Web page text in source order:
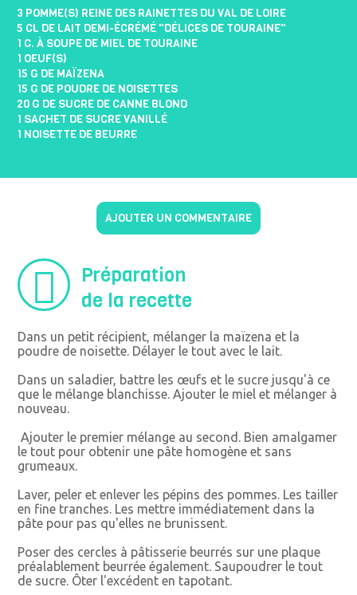
3 POMME(S) REINE DES RAINETTES DU VAL DE LOIRE
5 CL DE LAIT DEMI-ÉCRÉMÉ "DÉLICES DE TOURAINE"
1 C. À SOUPE DE MIEL DE TOURAINE
1 OEUF(S)
15 G DE MAÏZENA
15 G DE POUDRE DE NOISETTES
20 G DE SUCRE DE CANNE BLOND
1 SACHET DE SUCRE VANILLÉ
1 NOISETTE DE BEURRE
AJOUTER UN COMMENTAIRE
Préparation
de la recette
Dans un petit récipient, mélanger la maïzena et la
poudre de noisette. Délayer le tout avec le lait.
Dans un saladier, battre les œufs et le sucre jusqu'à ce
que le mélange blanchisse. Ajouter le miel et mélanger à
nouveau.
Ajouter le premier mélange au second. Bien amalgamer
le tout pour obtenir une pâte homogène et sans
grumeaux.
Laver, peler et enlever les pépins des pommes. Les tailler
en fine tranches. Les mettre immédiatement dans la
pâte pour pas qu'elles ne brunissent.
Poser des cercles à pâtisserie beurrés sur une plaque
préalablement beurrée également. Saupoudrer le tout
de sucre. Ôter l'excédent en tapotant.